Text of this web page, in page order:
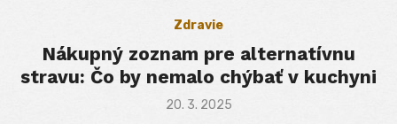
Zdravie
Nákupný zoznam pre alternatívnu
stravu: Čo by nemalo chýbať v kuchyni
Posted
20. 3. 2025